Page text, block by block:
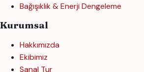
Bağışıklık & Enerji Dengeleme
Kurumsal
Hakkımızda
Ekibimiz
Sanal Tur